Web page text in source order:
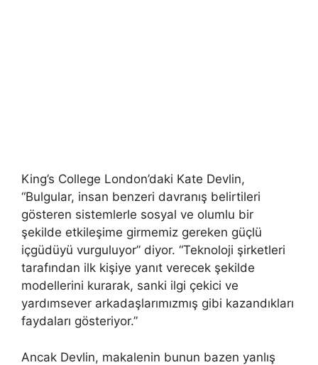
King’s College London’daki Kate Devlin,
“Bulgular, insan benzeri davranış belirtileri
gösteren sistemlerle sosyal ve olumlu bir
şekilde etkileşime girmemiz gereken güçlü
içgüdüyü vurguluyor” diyor. “Teknoloji şirketleri
tarafından ilk kişiye yanıt verecek şekilde
modellerini kurarak, sanki ilgi çekici ve
yardımsever arkadaşlarımızmış gibi kazandıkları
faydaları gösteriyor.”
Ancak Devlin, makalenin bunun bazen yanlış